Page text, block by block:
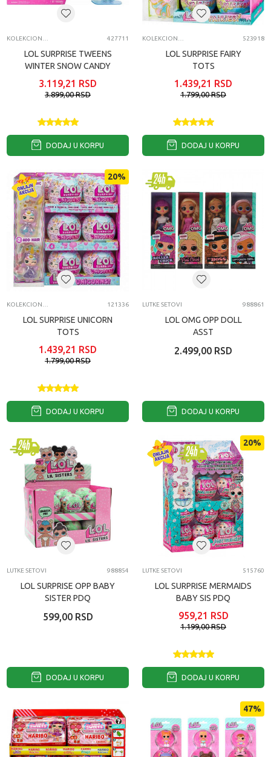
427711
LOL SURPRISE TWEENS
WINTER SNOW CANDY
3.119,21 RSD
3.899,00RSD
DODAJ U KORPU
523918
LOL SURPRISE FAIRY
TOTS
1.439,21 RSD
1.799,00RSD
DODAJ U KORPU
20%
121336
LOL SURPRISE UNICORN
TOTS
1.439,21 RSD
1.799,00RSD
DODAJ U KORPU
LUTKE SETOVI 988861
LOL OMG OPP DOLL
ASST
2.499,00 RSD
DODAJ U KORPU
LUTKE SETOVI 988854
LOL SURPRISE OPP BABY
SISTER PDQ
599,00 RSD
DODAJ U KORPU
20%
LUTKE SETOVI 515760
LOL SURPRISE MERMAIDS
BABY SIS PDQ
959,21 RSD
1.199,00RSD
DODAJ U KORPU
47%